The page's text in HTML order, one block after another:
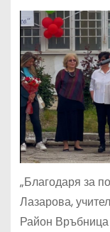
„Благодаря за
Лазарова,
Район